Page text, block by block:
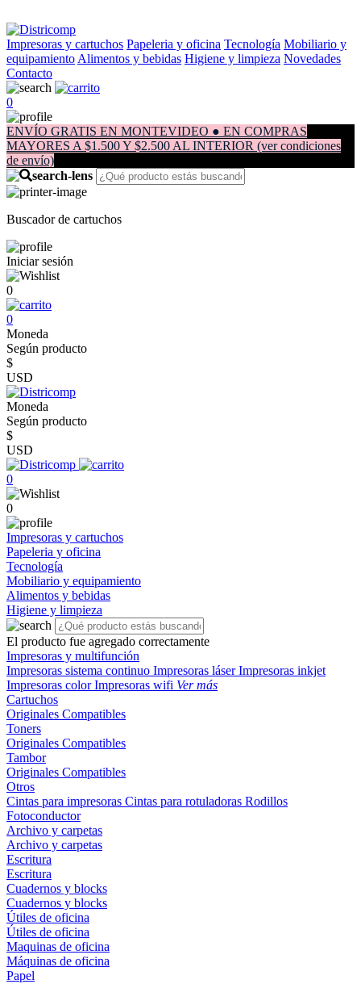
Impresoras y cartuchos Papeleria y oficina Tecnología Mobiliario y
equipamiento Alimentos y bebidas Higiene y limpieza Novedades
Contacto
0
ENVÍO GRATIS EN MONTEVIDEO ● EN COMPRAS
MAYORES A $1.500 Y $2.500 AL INTERIOR (ver condiciones
de envío)
Buscador de cartuchos
Iniciar sesión
0
0
Moneda
Según producto
$
USD
Moneda
Según producto
$
USD
0
0
Impresoras y cartuchos
Papeleria y oficina
Tecnología
Mobiliario y equipamiento
Alimentos y bebidas
Higiene y limpieza
El producto fue agregado correctamente
Impresoras y multifunción
Impresoras sistema continuo Impresoras láserImpresoras inkjet
Impresoras colorImpresoras wifi Ver más
Cartuchos
Originales Compatibles
Toners
Originales Compatibles
Tambor
Originales Compatibles
Otros
Cintas para impresoras Cintas para rotuladoras Rodillos
Fotoconductor
Archivo y carpetas
Archivo y carpetas
Escritura
Escritura
Cuadernos y blocks
Cuadernos y blocks
Útiles de oficina
Útiles de oficina
Maquinas de oficina
Máquinas de oficina
Papel